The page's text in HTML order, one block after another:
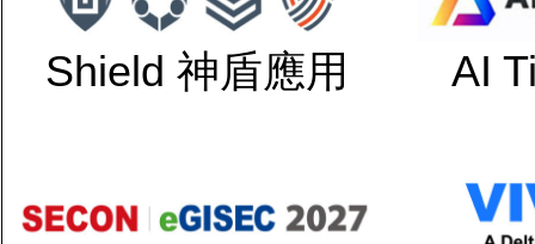
Shield 神盾應用 AI